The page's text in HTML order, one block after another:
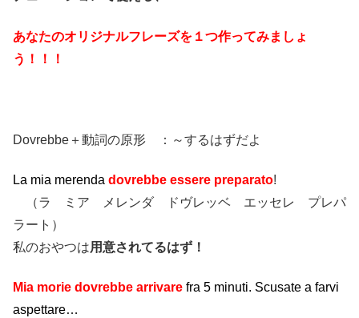
あなたのオリジナルフレーズを１つ作ってみましょ
う！！！
Dovrebbe＋動詞の原形 ：～するはずだよ
La mia merenda dovrebbe essere preparato!
（ラ ミア メレンダ ドヴレッベ エッセレ プレパ
ラート）
私のおやつは用意されてるはず！
Mia morie dovrebbe arrivare fra 5 minuti. Scusate a farvi
aspettare…